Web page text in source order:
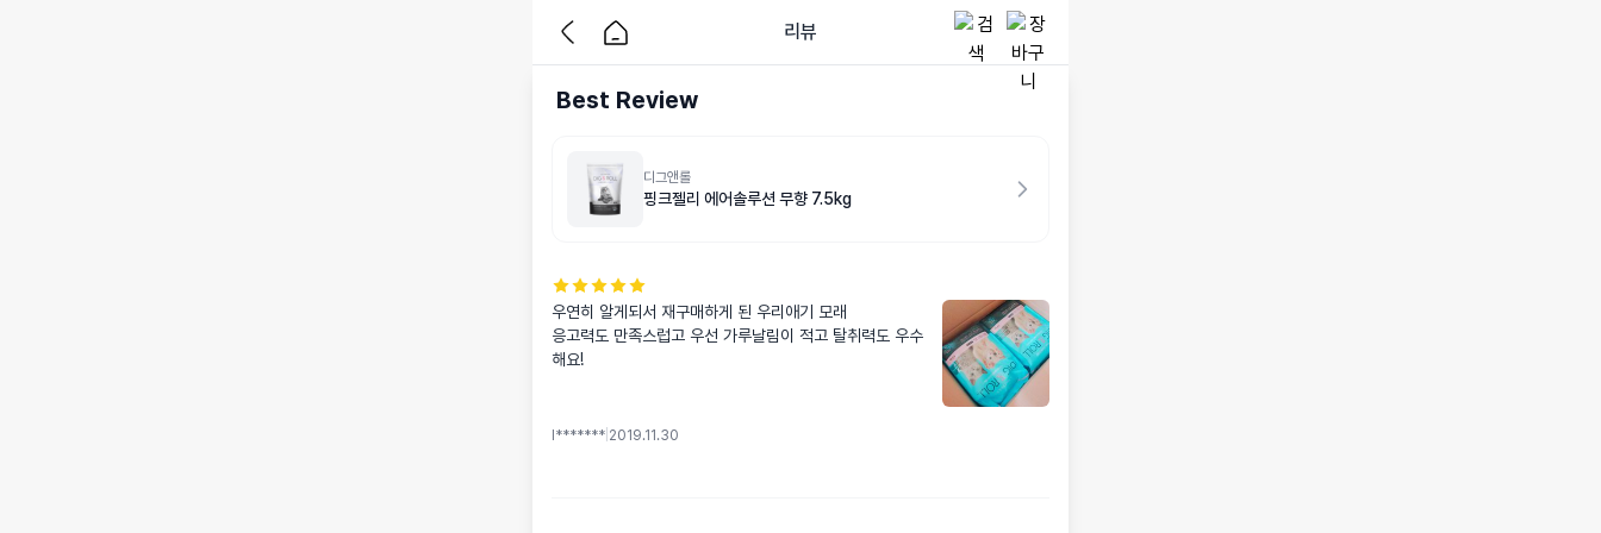
리뷰
Best Review
디그앤롤
핑크젤리 에어솔루션 무향 7.5kg
우연히 알게되서 재구매하게 된 우리애기 모래
응고력도 만족스럽고 우선 가루날림이 적고 탈취력도 우수
해요!
l******* 2019.11.30